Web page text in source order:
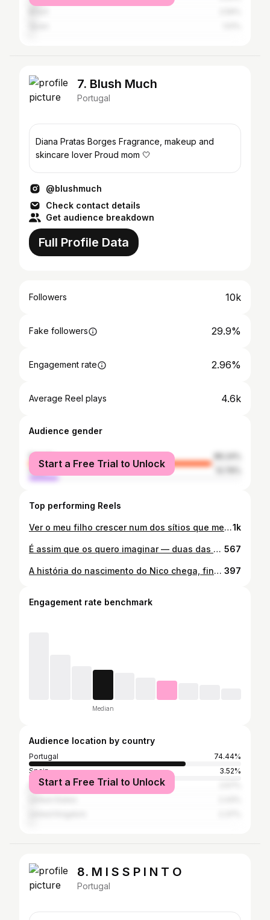
7. Blush Much
Portugal
Diana Pratas Borges Fragrance, makeup and
skincare lover Proud mom 🤍
@blushmuch
Check contact details
Get audience breakdown
Full Profile Data
Followers 10k
Fake followers 29.9%
Engagement rate 2.96%
Average Reel plays 4.6k
Audience gender
female
male
Start a Free Trial to Unlock
Top performing Reels
Ver o meu filho crescer num dos sítios que me viu crescer é muito especial. No fim de semana, viemos receber o Pai Natal no @coimbrashoppingoficial, visitar o presépio e superámos alguns medos! Até dia 23 de dezembro, de sexta a domingo, há ateliers para os mais pequenos e fotografias com o Pai Natal 🎅 Aproveitem para aliar o programa em família com as compras de natal. #CoimbraShopping #ExperimentaMais #PensaBemOfereceMelhor #Natal1k
É assim que os quero imaginar — duas das minhas grandes perdas. ❤️‍🩹 Quem tem animais e os ama com a vida, percebe o que estou a sentir: o vazio nos espaços onde ele sempre pertenceu e as memórias que agora se tornam dolorosas, porque parecem não fazer sentido sem ele por perto. É difícil deitar-me sem o ter na cama à minha espera; é dificil acordar sem o ter a ronronar ao meu lado. Só queria mais tempo. Nada nos prepara para isto. Não era “só” um gato. Era o Yoshi e foi muito mais do que eu poderia imaginar. Para mim, para a minha família e até para os meus amigos. Esta casa fica mais triste e o meu coração também. 🥺💔 Esta música deu-me colo e esperança nestes dias. Não sei porquê. Soou-me cá dentro e quis ouvi-la em loop. Serenou-me, permitiu-me chorar e senti que me ajudou a navegar na angústia e no desespero destes dias. Obrigada pelas vossas mensagens tão queridas e empáticas. Partilhar a vida dele também me ajuda a sarar. 567
A história do nascimento do Nico chega, finalmente, dois anos depois. 🤰🏻 Não houve um motivo especial para tal ter acontecido, mas acho que o pequeno e gratificante caos em que a minha vida se tornou e o tempo que quis dedicar ao Nico e a outras coisas empurraram esta narrativa até hoje. Bem vistas as coisas, é um dia bonito para vos começar a contar esta história. O Nico faz dois anos! 👶🏻 Mais em blushmuch.com ♥️ 397
Engagement rate benchmark
Median
Audience location by country
Portugal
74.44%
Spain
3.52%
Brazil
Start a Free Trial to Unlock
8. M I S S P I N T O
Portugal